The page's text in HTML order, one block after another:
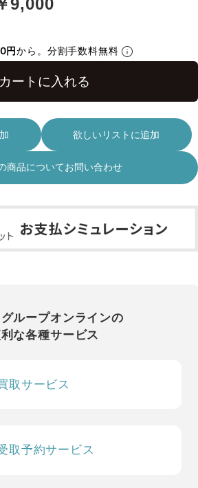
9,000
円から。分割手数料無料
カートに入れる
欲しいリストに追加
商品についてお問い合わせ
ループオンラインの
な各種サービス
取サービス
取予約サービス